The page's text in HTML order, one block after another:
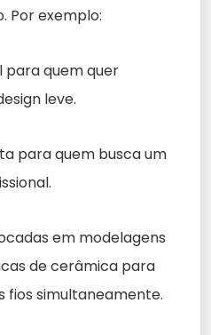
Por exemplo:
para quem quer
leve.
para quem busca um
em modelagens
de cerâmica para
fios simultaneamente.